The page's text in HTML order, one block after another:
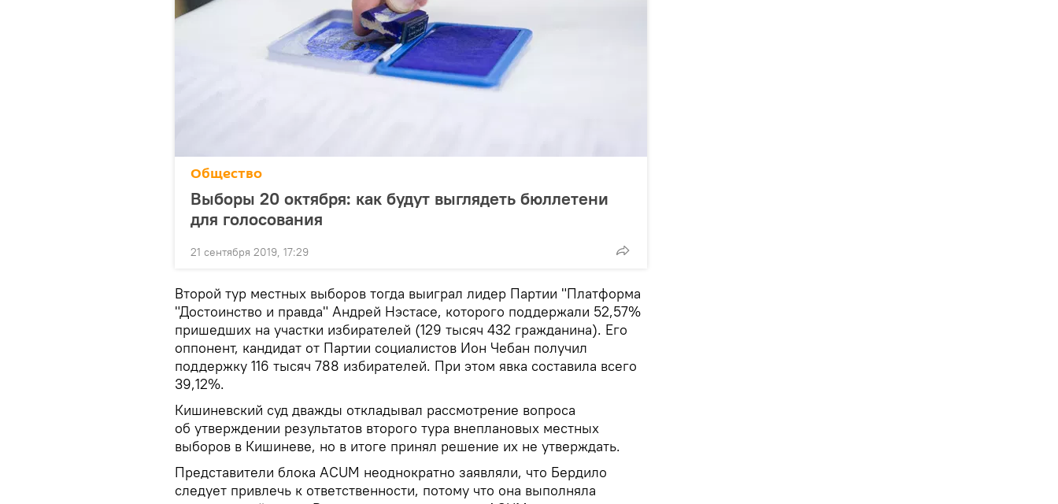
Общество
Выборы 20 октября: как будут выглядеть бюллетени
для голосования
21 сентября 2019, 17:29
Второй тур местных выборов тогда выиграл лидер Партии "Платформа
"Достоинство и правда" Андрей Нэстасе, которого поддержали 52,57%
пришедших на участки избирателей (129 тысяч 432 гражданина). Его
оппонент, кандидат от Партии социалистов Ион Чебан получил
поддержку 116 тысяч 788 избирателей. При этом явка составила всего
39,12%.
Кишиневский суд дважды откладывал рассмотрение вопроса
об утверждении результатов второго тура внеплановых местных
выборов в Кишиневе, но в итоге принял решение их не утверждать.
Представители блока ACUM неоднократно заявляли, что Бердило
следует привлечь к ответственности, потому что она выполняла